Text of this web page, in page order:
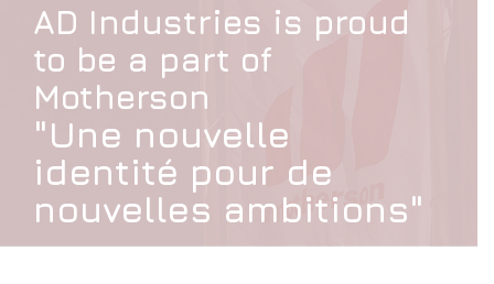
AD Industries is proud
to be a part of
Motherson
"Une nouvelle
identité pour de
nouvelles ambitions"